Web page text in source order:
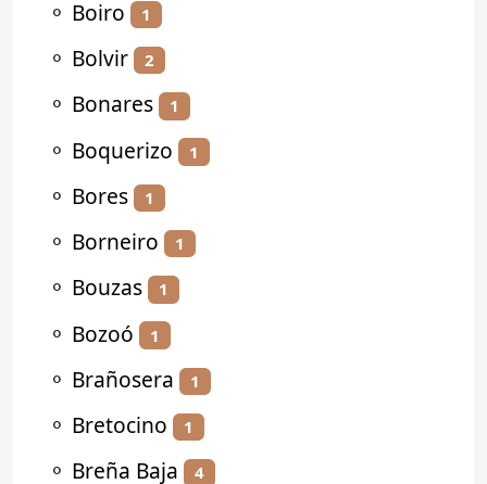
⚬ Boiro 1
⚬ Bolvir 2
⚬ Bonares 1
⚬ Boquerizo 1
⚬ Bores 1
⚬ Borneiro 1
⚬ Bouzas 1
⚬ Bozoó 1
⚬ Brañosera 1
⚬ Bretocino 1
⚬ Breña Baja 4